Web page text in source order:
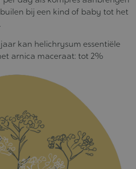
bij een kind of baby tot het
kan helichrysum essentiële
arnica maceraat: tot 2%